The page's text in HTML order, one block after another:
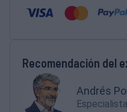
Recomendación del
Andrés